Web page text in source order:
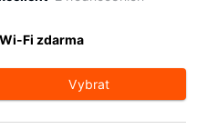
Fi zdarma
Vybrat